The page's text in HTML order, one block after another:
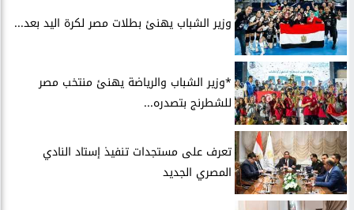
وزير الشباب يهنئ بطلات مصر لكرة اليد بعد...
*وزير الشباب والرياضة يهنئ منتخب مصر
للشطرنج بتصدره...
تعرف على مستجدات تنفيذ إستاد النادي
المصري الجديد